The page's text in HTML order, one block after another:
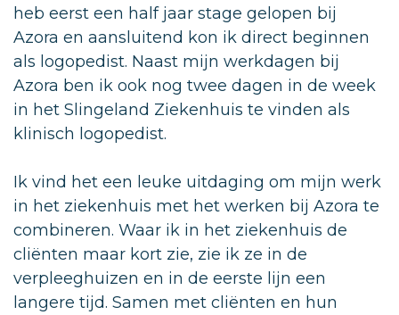
heb eerst een half jaar stage gelopen bij
Azora en aansluitend kon ik direct beginnen
als logopedist. Naast mijn werkdagen bij
Azora ben ik ook nog twee dagen in de week
in het Slingeland Ziekenhuis te vinden als
klinisch logopedist.
Ik vind het een leuke uitdaging om mijn werk
in het ziekenhuis met het werken bij Azora te
combineren. Waar ik in het ziekenhuis de
cliënten maar kort zie, zie ik ze in de
verpleeghuizen en in de eerste lijn een
langere tijd. Samen met cliënten en hun